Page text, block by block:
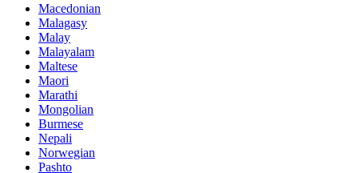
Macedonian
Malagasy
Malay
Malayalam
Maltese
Maori
Marathi
Mongolian
Burmese
Nepali
Norwegian
Pashto